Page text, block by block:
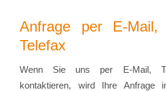
Anfrage per E-Mail,
Telefax
Wenn Sie uns per E-Mail,
kontaktieren, wird Ihre Anfrage